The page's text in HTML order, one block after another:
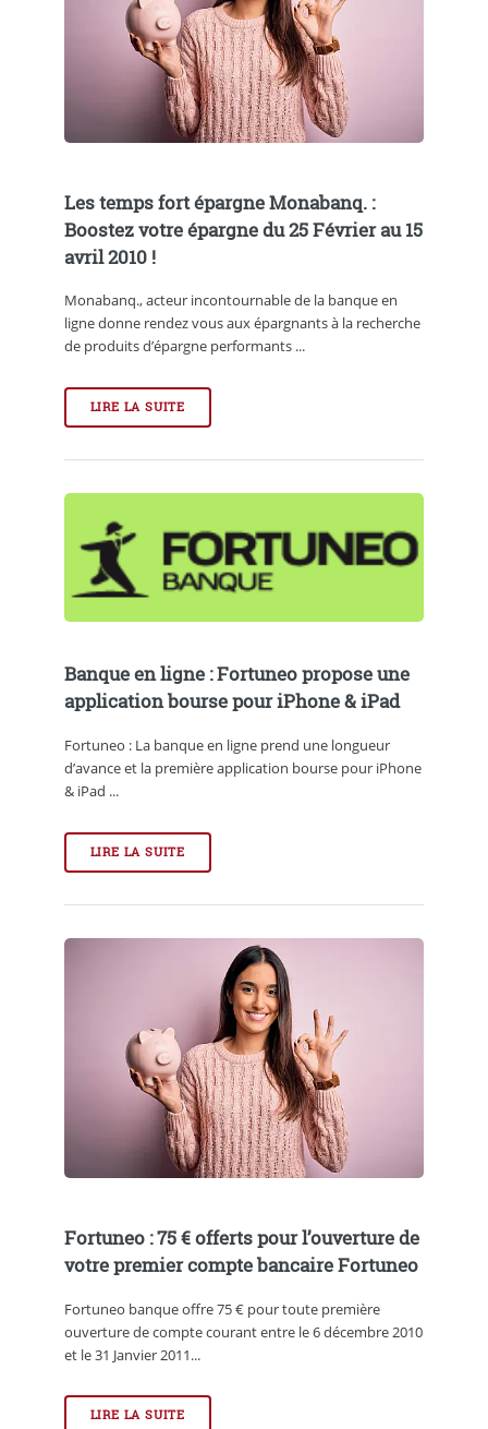
Les temps fort épargne Monabanq. :
Boostez votre épargne du 25 Février au 15
avril 2010 !
Monabanq., acteur incontournable de la banque en
ligne donne rendez vous aux épargnants à la recherche
de produits d’épargne performants ...
LIRE LA SUITE
Banque en ligne : Fortuneo propose une
application bourse pour iPhone & iPad
Fortuneo : La banque en ligne prend une longueur
d’avance et la première application bourse pour iPhone
& iPad ...
LIRE LA SUITE
Fortuneo : 75 € offerts pour l’ouverture de
votre premier compte bancaire Fortuneo
Fortuneo banque offre 75 € pour toute première
ouverture de compte courant entre le 6 décembre 2010
et le 31 Janvier 2011...
LIRE LA SUITE